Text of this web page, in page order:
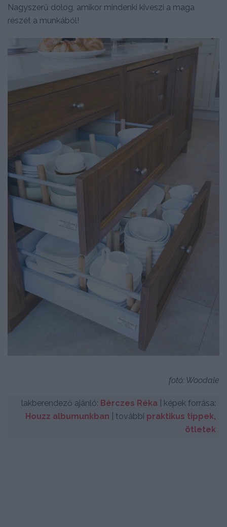
Nagyszerű dolog, amikor mindenki kiveszi a maga
részét a munkából!
fotó: Woodale
lakberendező ajánló: Bérczes Réka | képek forrása:
Houzz albumunkban | további praktikus tippek,
ötletek